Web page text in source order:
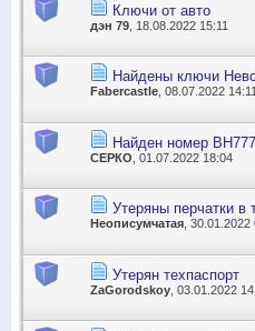
Ключи от авто
дэн 79 , 18.08.2022 15:11
Найдены ключи
Fabercastle , 08.07.2022 14:11
Найден номер
СЕРКО , 01.07.2022 18:04
Утеряны перчатки в
Неописумчатая ,
Утерян техпаспорт
ZaGorodskoy , 03.01.2022